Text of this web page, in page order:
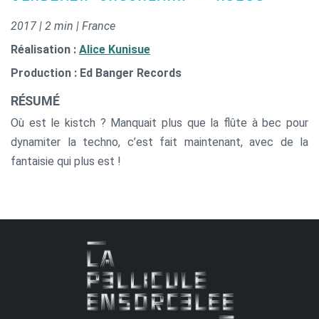
2017 | 2 min | France
Réalisation : Alice Kunisue
Production : Ed Banger Records
RÉSUMÉ
Où est le kistch ? Manquait plus que la flûte à bec pour
dynamiter la techno, c’est fait maintenant, avec de la
fantaisie qui plus est !